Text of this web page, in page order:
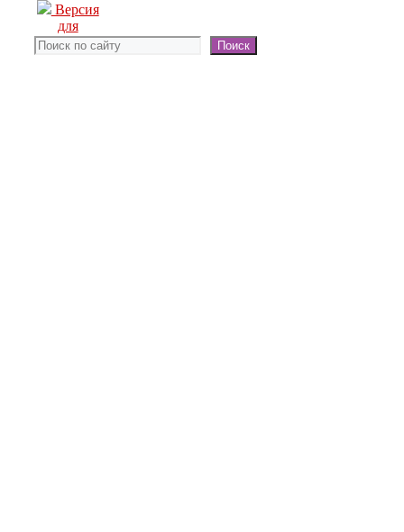
Версия
для
слабовидящих
Поиск Поиск